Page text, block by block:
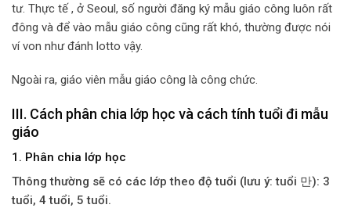
tư. Thực tế , ở Seoul, số người đăng ký mẫu giáo công luôn rất
đông và để vào mẫu giáo công cũng rất khó, thường được nói
ví von như đánh lotto vậy.
Ngoài ra, giáo viên mẫu giáo công là công chức.
III. Cách phân chia lớp học và cách tính tuổi đi mẫu
giáo
1. Phân chia lớp học
Thông thường sẽ có các lớp theo độ tuổi (lưu ý: tuổi 만): 3
tuổi, 4 tuổi, 5 tuổi.